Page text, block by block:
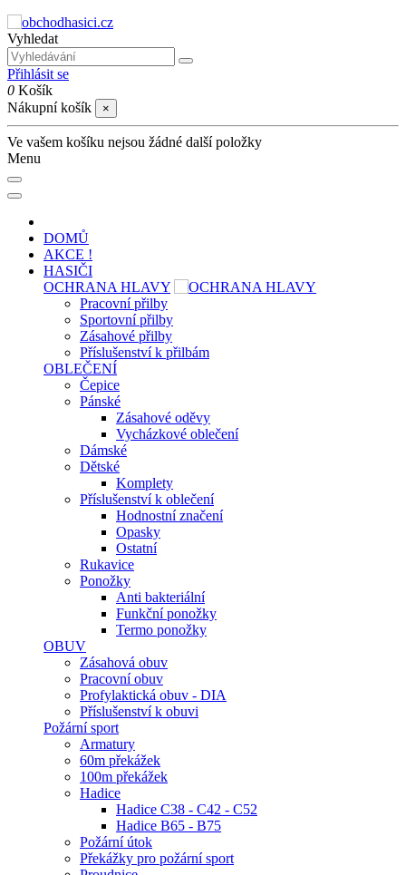
Vyhledat
Přihlásit se
0 Košík
Nákupní košík
×
Ve vašem košíku nejsou žádné další položky
Menu
DOMŮ
AKCE !
HASIČI
OCHRANA HLAVY
Pracovní přilby
Sportovní přilby
Zásahové přilby
Příslušenství k přilbám
OBLEČENÍ
Čepice
Pánské
Zásahové oděvy
Vycházkové oblečení
Dámské
Dětské
Komplety
Příslušenství k oblečení
Hodnostní značení
Opasky
Ostatní
Rukavice
Ponožky
Anti bakteriální
Funkční ponožky
Termo ponožky
OBUV
Zásahová obuv
Pracovní obuv
Profylaktická obuv - DIA
Příslušenství k obuvi
Požární sport
Armatury
60m překážek
100m překážek
Hadice
Hadice C38 - C42 - C52
Hadice B65 - B75
Požární útok
Překážky pro požární sport